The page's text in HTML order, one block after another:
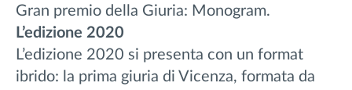
Gran premio della Giuria: Monogram.
L’edizione 2020
L’edizione 2020 si presenta con un format
ibrido: la prima giuria di Vicenza, formata da